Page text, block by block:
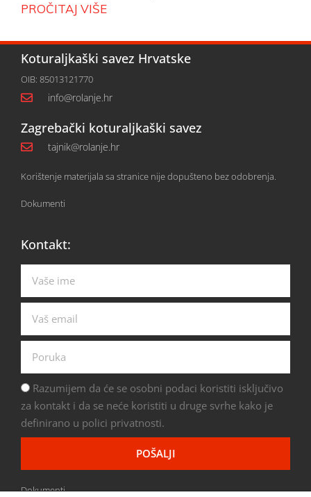
PROČITAJ VIŠE
Koturaljkaški savez Hrvatske
OIB: 85013121770
info@rolanje.hr
Zagrebački koturaljkaški savez
tajnik@rolanje.hr
Korištenje materijala sa stranice nije dopušteno bez odobrenja.
Dokumenti
Kontakt:
Razumijem da će se osobni podaci koristiti isključivo
za kontakt i da se neće koristiti u druge svrhe kako je
definirano u polici privatnosti.
POŠALJI
Dokumenti